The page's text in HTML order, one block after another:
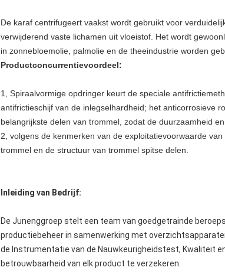
De karaf centrifugeert vaakst wordt gebruikt voor
verwijderend vaste lichamen uit vloeistof. Het wordt
in zonnebloemolie, palmolie en de theeindustrie worden
Productconcurrentievoordeel:
1, Spiraalvormige opdringer keurt de speciale
antifrictieschijf van de inlegselhardheid; het anticorrosieve
belangrijkste delen van trommel, zodat de duurzaamheid
2, volgens de kenmerken van de exploitatievoorwaarde
trommel en de structuur van trommel spitse delen.
Inleiding van Bedrijf:
De Junenggroep stelt een team van goedgetrainde
productiebeheer in samenwerking met
de Instrumentatie van de Nauwkeurigheidstest, Kwaliteit
betrouwbaarheid van elk product te verzekeren.